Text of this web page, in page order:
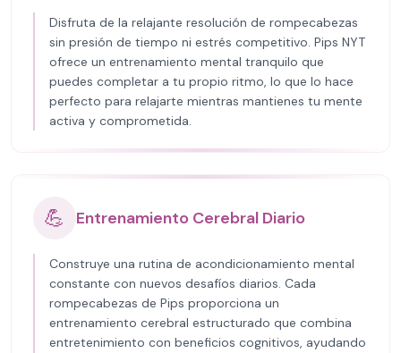
Disfruta de la relajante resolución de rompecabezas
sin presión de tiempo ni estrés competitivo. Pips NYT
ofrece un entrenamiento mental tranquilo que
puedes completar a tu propio ritmo, lo que lo hace
perfecto para relajarte mientras mantienes tu mente
activa y comprometida.
💪 Entrenamiento Cerebral Diario
Construye una rutina de acondicionamiento mental
constante con nuevos desafíos diarios. Cada
rompecabezas de Pips proporciona un
entrenamiento cerebral estructurado que combina
entretenimiento con beneficios cognitivos, ayudando